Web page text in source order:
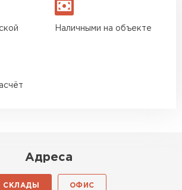
Наличными на объекте
Адреса
СКЛАДЫ ОФИС